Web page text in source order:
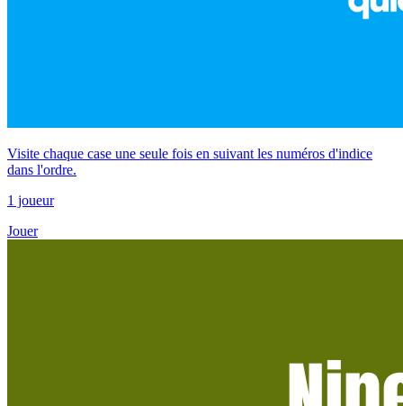
Visite chaque case une seule fois en suivant les numéros d'indice
dans l'ordre.
1 joueur
Jouer